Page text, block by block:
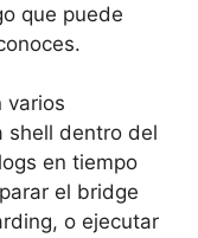
que puede
varios
shell dentro del
en tiempo
el bridge
o ejecutar